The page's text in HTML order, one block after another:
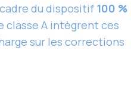
du dispositif 100 %
classe A intègrent ces
sur les corrections